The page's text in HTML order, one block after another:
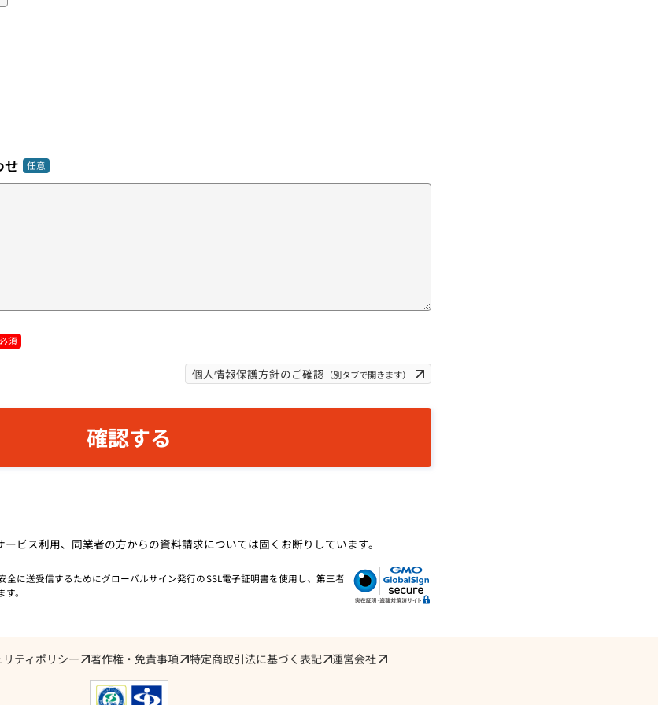
せ
個人情報保護方針のご確認 （別タブで開きます）
ビス利用、同業者の方からの資料請求については固くお断りしています。
に送受信するためにグローバルサイン発行のSSL電子証明書を使用し、第三者
。
ティポリシー 著作権・免責事項 特定商取引法に基づく表記 運営会社